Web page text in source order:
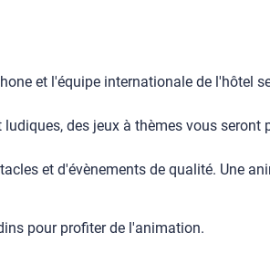
et l'équipe internationale de
des jeux à thèmes vous
et d'évènements de qualité.
pour profiter de l'animation.